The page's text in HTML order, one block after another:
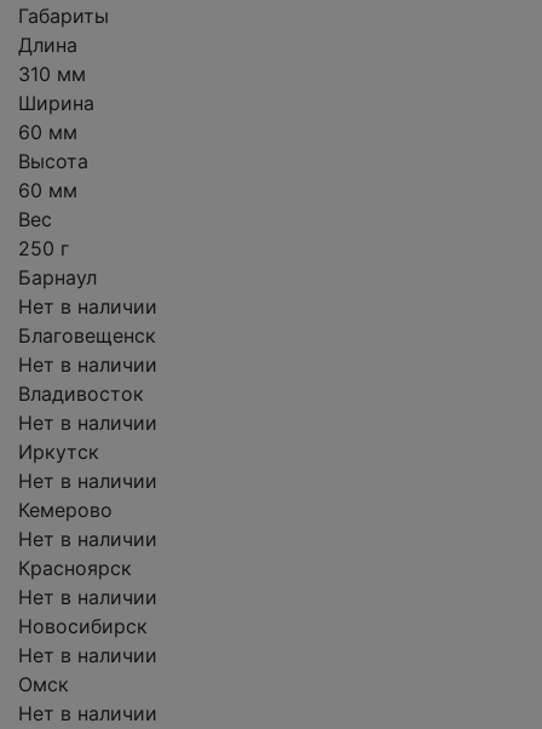
Габариты
Длина
310 мм
Ширина
60 мм
Высота
60 мм
Вес
250 г
Барнаул
Нет в наличии
Благовещенск
Нет в наличии
Владивосток
Нет в наличии
Иркутск
Нет в наличии
Кемерово
Нет в наличии
Красноярск
Нет в наличии
Новосибирск
Нет в наличии
Омск
Нет в наличии